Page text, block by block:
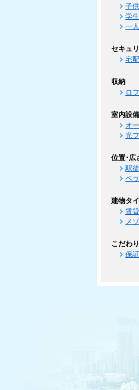
子
学
一
セキュ
宅
収納
ロ
室内設備
オ
光
位置･広
駅
ベ
建物タ
賃
メ
こだわり
保